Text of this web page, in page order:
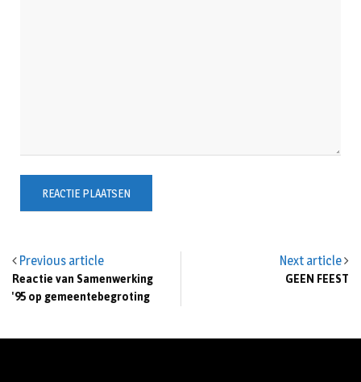
Previous article
Reactie van Samenwerking
'95 op gemeentebegroting
Next article
GEEN FEEST